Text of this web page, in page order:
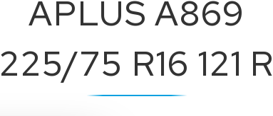
APLUS A869
225/75 R16 121 R